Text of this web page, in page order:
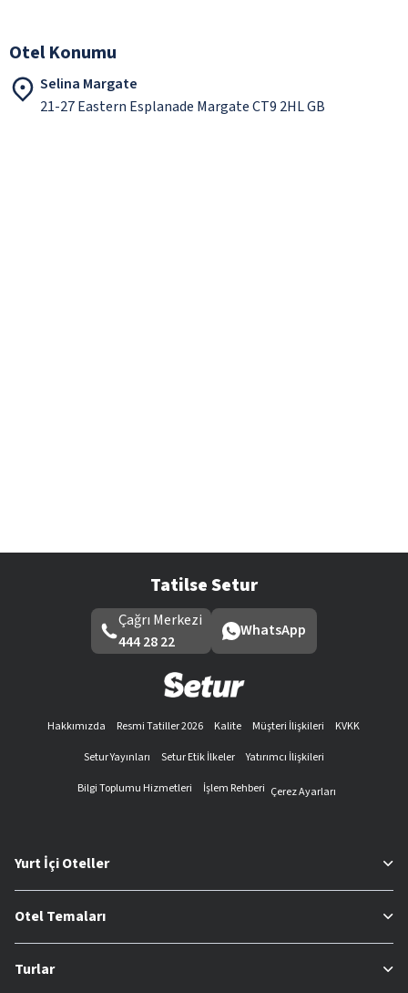
Otel Konumu
Selina Margate
21-27 Eastern Esplanade Margate CT9 2HL GB
Tatilse Setur
Çağrı Merkezi
444 28 22
WhatsApp
Hakkımızda Resmi Tatiller 2026 Kalite Müşteri İlişkileri
KVKK
Setur Yayınları
Setur Etik İlkeler
Yatırımcı İlişkileri
Bilgi Toplumu Hizmetleri
İşlem Rehberi Çerez Ayarları
Yurt İçi Oteller
Otel Temaları
Turlar